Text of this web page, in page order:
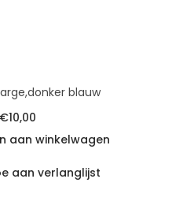
blauw
€10,00
aan winkelwagen
aan verlanglijst